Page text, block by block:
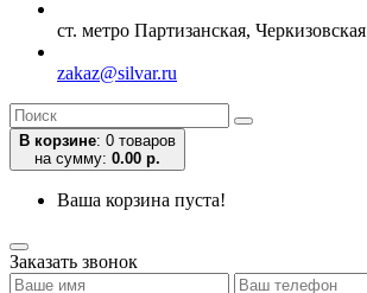
ст. метро Партизанская, Черкизовская
zakaz@silvar.ru
В корзине: 0 товаров
на сумму: 0.00 р.
Ваша корзина пуста!
Заказать звонок